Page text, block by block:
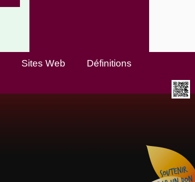
Sites Web Définitions